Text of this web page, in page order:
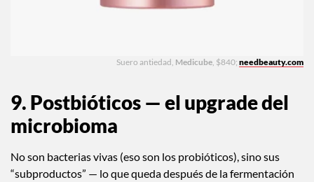
Suero antiedad, Medicube , $840; needbeauty.com
9. Postbióticos — el upgrade del
microbioma
No son bacterias vivas (eso son los probióticos), sino sus
“subproductos” — lo que queda después de la fermentación